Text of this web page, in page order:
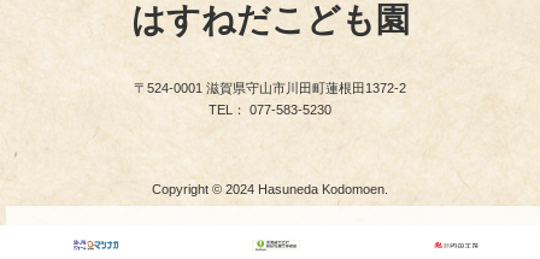
はすねだこども園
〒524-0001 滋賀県守山市川田町蓮根田1372-2
TEL： 077-583-5230
Copyright © 2024 Hasuneda Kodomoen.